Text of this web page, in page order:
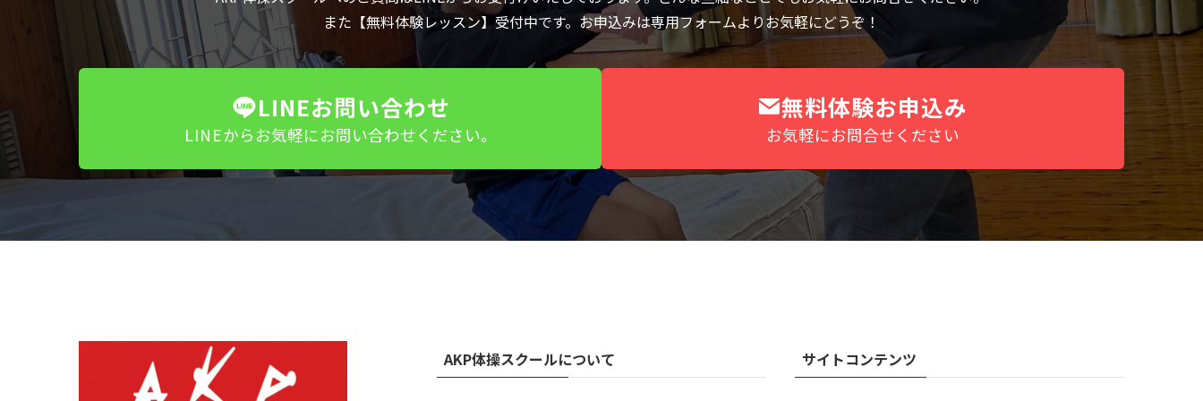
また【無料体験レッスン】受付中です。お申込みは専用フォームよりお気軽にどうぞ！
LINEお問い合わせ
LINEからお気軽にお問い合わせください。
無料体験お申込み
お気軽にお問合せください
AKP体操スクールについて サイトコンテンツ